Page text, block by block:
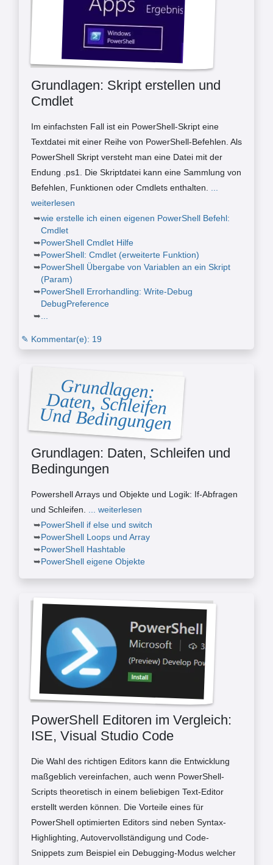
Grundlagen: Skript erstellen und
Cmdlet
Im einfachsten Fall ist ein PowerShell-Skript eine
Textdatei mit einer Reihe von PowerShell-Befehlen. Als
PowerShell Skript versteht man eine Datei mit der
Endung .ps1. Die Skriptdatei kann eine Sammlung von
Befehlen, Funktionen oder Cmdlets enthalten.
weiterlesen
wie erstelle ich einen eigenen PowerShell Befehl:
Cmdlet
PowerShell Cmdlet Hilfe
PowerShell: Cmdlet (erweiterte Funktion)
PowerShell Übergabe von Variablen an ein Skript
(Param)
PowerShell Errorhandling: Write-Debug
DebugPreference
✎ Kommentar(e): 19
Grundlagen:
Daten, Schleifen
Und Bedingungen
Grundlagen: Daten, Schleifen und
Bedingungen
Powershell Arrays und Objekte und Logik: If-Abfragen
und Schleifen.
... weiterlesen
PowerShell if else und switch
PowerShell Loops und Array
PowerShell Hashtable
PowerShell eigene Objekte
PowerShell Editoren im Vergleich:
ISE, Visual Studio Code
Die Wahl des richtigen Editors kann die Entwicklung
maßgeblich vereinfachen, auch wenn PowerShell-
Scripts theoretisch in einem beliebigen Text-Editor
erstellt werden können. Die Vorteile eines für
PowerShell optimierten Editors sind neben Syntax-
Highlighting, Autovervollständigung und Code-
Snippets zum Beispiel ein Debugging-Modus welcher